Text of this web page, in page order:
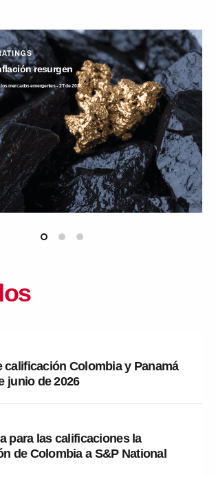
resurgen
mercados emergentes - 2T de 2026
calificación Colombia y Panamá
junio de 2026
para las calificaciones la
de Colombia a S&P National